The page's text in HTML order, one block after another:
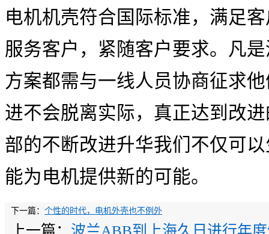
电机机壳符合国际标准，满足
服务客户，紧随客户要求。凡
方案都需与一线人员协商征求
进不会脱离实际，真正达到改
部的不断改进升华我们不仅可
能为电机提供新的可能。
下一篇： 个性的时代，电机外壳也不例外